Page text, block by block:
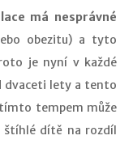
má nesprávné
obezitu) a tyto
je nyní v každé
dvaceti lety a tento
tempem může
štíhlé dítě na rozdíl